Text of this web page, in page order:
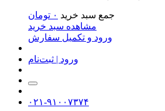
جمع سبد خرید ۰ تومان
مشاهده سبد خرید
ورود و تکمیل سفارش
ورود | ثبت‌نام
۰۲۱-۹۱۰۰۷۳۷۴